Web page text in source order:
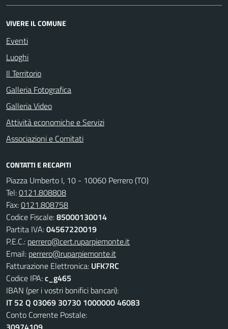
VIVERE IL COMUNE
Eventi
Luoghi
Il Territorio
Galleria Fotografica
Galleria Video
Attività economiche e Servizi
Associazioni e Comitati
CONTATTI E RECAPITI
Piazza Umberto I, 10 - 10060 Perrero (TO)
Tel:0121.808808
Fax:0121.808758
Codice Fiscale:85000130014
Partita IVA:04567220019
P.E.C.: perrero@cert.ruparpiemonte.it
Email: perrero@ruparpiemonte.it
Fatturazione Elettronica: UFK7RC
Codice IPA:c_g465
IBAN (per i vostri bonifici bancari):
IT 52 Q 03069 30730 1000000 46083
Conto Corrente Postale: